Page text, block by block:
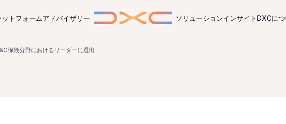
ットフォームアドバイザリー ソリューションインサイトDXCに
保険分野におけるリーダーに選出